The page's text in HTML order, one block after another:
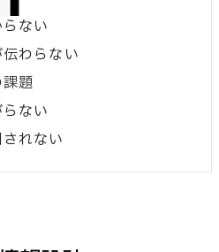
ない
わらない
題
ない
れない